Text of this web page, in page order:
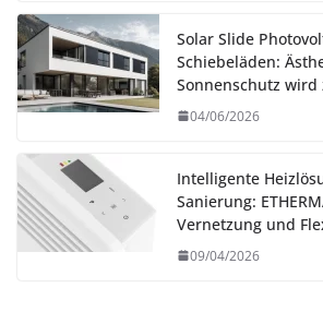
Solar Slide
Schiebeläden:
Sonnenschutz
04/06/2026
Intelligente
Sanierung:
Vernetzung und
09/04/2026